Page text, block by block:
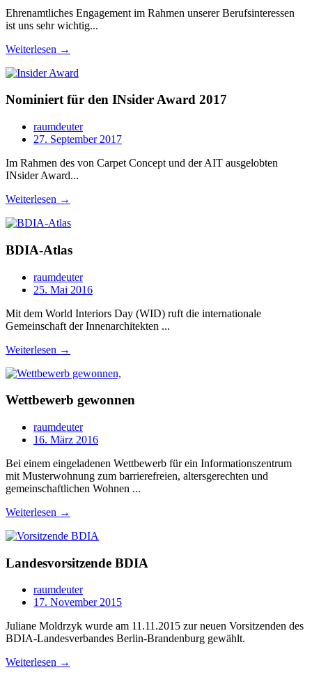
Ehrenamtliches Engagement im Rahmen unserer Berufsinteressen
ist uns sehr wichtig...
Weiterlesen →
Nominiert für den INsider Award 2017
raumdeuter
27. September 2017
Im Rahmen des von Carpet Concept und der AIT ausgelobten
INsider Award...
Weiterlesen →
BDIA-Atlas
raumdeuter
25. Mai 2016
Mit dem World Interiors Day (WID) ruft die internationale
Gemeinschaft der Innenarchitekten ...
Weiterlesen →
Wettbewerb gewonnen
raumdeuter
16. März 2016
Bei einem eingeladenen Wettbewerb für ein Informationszentrum
mit Musterwohnung zum barrierefreien, altersgerechten und
gemeinschaftlichen Wohnen ...
Weiterlesen →
Landesvorsitzende BDIA
raumdeuter
17. November 2015
Juliane Moldrzyk wurde am 11.11.2015 zur neuen Vorsitzenden des
BDIA-Landesverbandes Berlin-Brandenburg gewählt.
Weiterlesen →